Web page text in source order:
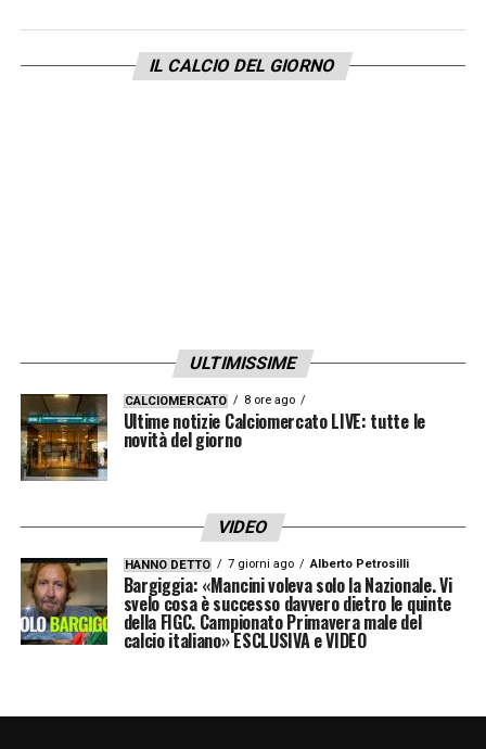
IL CALCIO DEL GIORNO
ULTIMISSIME
CALCIOMERCATO 8 ore ago
Ultime notizie Calciomercato LIVE: tutte le
novità del giorno
VIDEO
HANNO DETTO 7 giorni ago Alberto Petrosilli
Bargiggia: «Mancini voleva solo la Nazionale. Vi
svelo cosa è successo davvero dietro le quinte
della FIGC. Campionato Primavera male del
calcio italiano» ESCLUSIVA e VIDEO